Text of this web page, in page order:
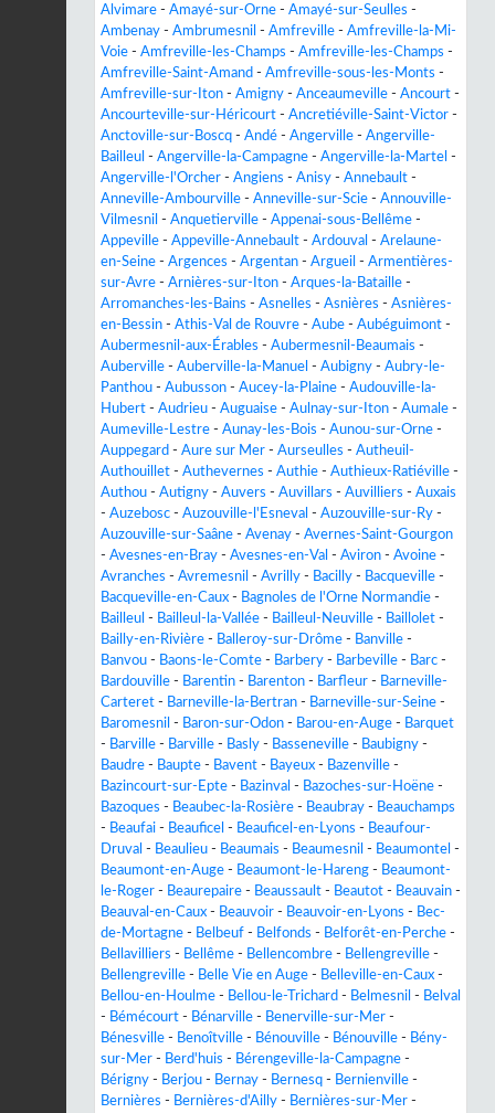
Alvimare - Amayé-sur-Orne - Amayé-sur-Seulles -
Ambenay - Ambrumesnil - Amfreville - Amfreville-la-Mi-
Voie - Amfreville-les-Champs - Amfreville-les-Champs -
Amfreville-Saint-Amand - Amfreville-sous-les-Monts -
Amfreville-sur-Iton - Amigny - Anceaumeville - Ancourt -
Ancourteville-sur-Héricourt - Ancretiéville-Saint-Victor -
Anctoville-sur-Boscq - Andé - Angerville - Angerville-
Bailleul - Angerville-la-Campagne - Angerville-la-Martel -
Angerville-l'Orcher - Angiens - Anisy - Annebault -
Anneville-Ambourville - Anneville-sur-Scie - Annouville-
Vilmesnil - Anquetierville - Appenai-sous-Bellême -
Appeville - Appeville-Annebault - Ardouval - Arelaune-
en-Seine - Argences - Argentan - Argueil - Armentières-
sur-Avre - Arnières-sur-Iton - Arques-la-Bataille -
Arromanches-les-Bains - Asnelles - Asnières - Asnières-
en-Bessin - Athis-Val de Rouvre - Aube - Aubéguimont -
Aubermesnil-aux-Érables - Aubermesnil-Beaumais -
Auberville - Auberville-la-Manuel - Aubigny - Aubry-le-
Panthou - Aubusson - Aucey-la-Plaine - Audouville-la-
Hubert - Audrieu - Auguaise - Aulnay-sur-Iton - Aumale -
Aumeville-Lestre - Aunay-les-Bois - Aunou-sur-Orne -
Auppegard - Aure sur Mer - Aurseulles - Autheuil-
Authouillet - Authevernes - Authie - Authieux-Ratiéville -
Authou - Autigny - Auvers - Auvillars - Auvilliers - Auxais
- Auzebosc - Auzouville-l'Esneval - Auzouville-sur-Ry -
Auzouville-sur-Saâne - Avenay - Avernes-Saint-Gourgon
- Avesnes-en-Bray - Avesnes-en-Val - Aviron - Avoine -
Avranches - Avremesnil - Avrilly - Bacilly - Bacqueville -
Bacqueville-en-Caux - Bagnoles de l'Orne Normandie -
Bailleul - Bailleul-la-Vallée - Bailleul-Neuville - Baillolet -
Bailly-en-Rivière - Balleroy-sur-Drôme - Banville -
Banvou - Baons-le-Comte - Barbery - Barbeville - Barc -
Bardouville - Barentin - Barenton - Barfleur - Barneville-
Carteret - Barneville-la-Bertran - Barneville-sur-Seine -
Baromesnil - Baron-sur-Odon - Barou-en-Auge - Barquet
- Barville - Barville - Basly - Basseneville - Baubigny -
Baudre - Baupte - Bavent - Bayeux - Bazenville -
Bazincourt-sur-Epte - Bazinval - Bazoches-sur-Hoëne -
Bazoques - Beaubec-la-Rosière - Beaubray - Beauchamps
- Beaufai - Beauficel - Beauficel-en-Lyons - Beaufour-
Druval - Beaulieu - Beaumais - Beaumesnil - Beaumontel -
Beaumont-en-Auge - Beaumont-le-Hareng - Beaumont-
le-Roger - Beaurepaire - Beaussault - Beautot - Beauvain -
Beauval-en-Caux - Beauvoir - Beauvoir-en-Lyons - Bec-
de-Mortagne - Belbeuf - Belfonds - Belforêt-en-Perche -
Bellavilliers - Bellême - Bellencombre - Bellengreville -
Bellengreville - Belle Vie en Auge - Belleville-en-Caux -
Bellou-en-Houlme - Bellou-le-Trichard - Belmesnil - Belval
- Bémécourt - Bénarville - Benerville-sur-Mer -
Bénesville - Benoîtville - Bénouville - Bénouville - Bény-
sur-Mer - Berd'huis - Bérengeville-la-Campagne -
Bérigny - Berjou - Bernay - Bernesq - Bernienville -
Bernières - Bernières-d'Ailly - Bernières-sur-Mer -